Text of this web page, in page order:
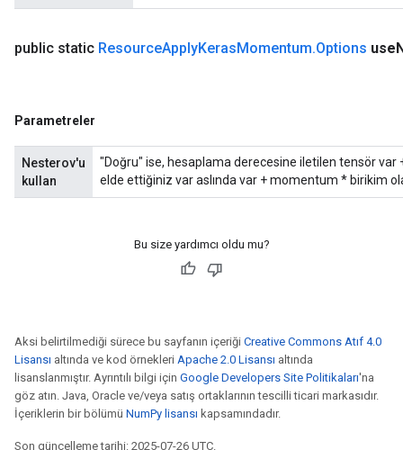
public static ResourceApplyKerasMomentum.Options use
Parametreler
Nesterov'u
kullan
"Doğru" ise, hesaplama derecesine iletilen tensör
elde ettiğiniz var aslında var + momentum * birikim
Bu size yardımcı oldu mu?
Aksi belirtilmediği sürece bu sayfanın içeriği Creative Commons Atıf 4.0
Lisansı altında ve kod örnekleri Apache 2.0 Lisansı altında
lisanslanmıştır. Ayrıntılı bilgi için Google Developers Site Politikaları'na
göz atın. Java, Oracle ve/veya satış ortaklarının tescilli ticari markasıdır.
İçeriklerin bir bölümü NumPy lisansı kapsamındadır.
Son güncelleme tarihi: 2025-07-26 UTC.